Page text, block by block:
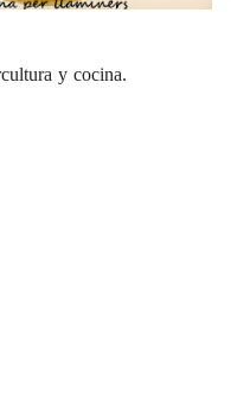
y cocina.